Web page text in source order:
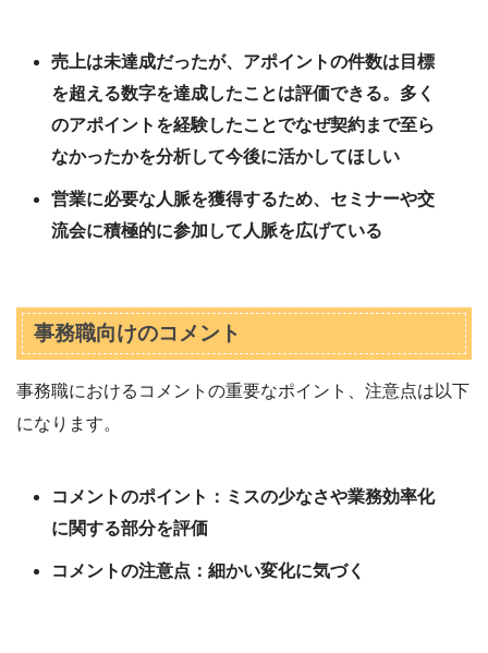
売上は未達成だったが、アポイントの件数は目標
を超える数字を達成したことは評価できる。多く
のアポイントを経験したことでなぜ契約まで至ら
なかったかを分析して今後に活かしてほしい
営業に必要な人脈を獲得するため、セミナーや交
流会に積極的に参加して人脈を広げている
事務職向けのコメント
事務職におけるコメントの重要なポイント、注意点は以下
になります。
コメントのポイント：ミスの少なさや業務効率化
に関する部分を評価
コメントの注意点：細かい変化に気づく